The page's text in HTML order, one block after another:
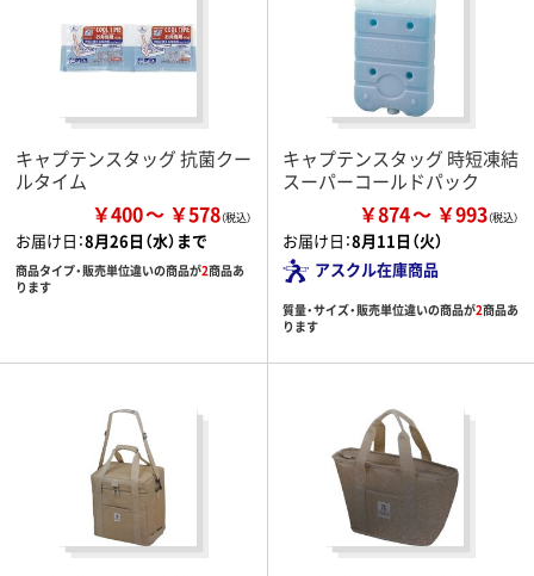
キャプテンスタッグ 抗菌クー
ルタイム
￥400 ￥578
お届け日：8月26日（水）まで
商品タイプ・販売単位違いの商品が2商品あ
ります
キャプテンスタッグ 時短凍結
スーパーコールドパック
￥874 ￥993
お届け日：8月11日（火）
アスクル在庫商品
質量・サイズ・販売単位違いの商品が2商品あ
ります